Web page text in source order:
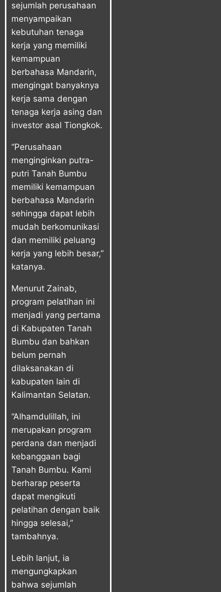
sejumlah perusahaan
menyampaikan
kebutuhan tenaga
kerja yang memiliki
kemampuan
berbahasa Mandarin,
mengingat banyaknya
kerja sama dengan
tenaga kerja asing dan
investor asal Tiongkok.
“Perusahaan
menginginkan putra-
putri Tanah Bumbu
memiliki kemampuan
berbahasa Mandarin
sehingga dapat lebih
mudah berkomunikasi
dan memiliki peluang
kerja yang lebih besar,”
katanya.
Menurut Zainab,
program pelatihan ini
menjadi yang pertama
di Kabupaten Tanah
Bumbu dan bahkan
belum pernah
dilaksanakan di
kabupaten lain di
Kalimantan Selatan.
“Alhamdulillah, ini
merupakan program
perdana dan menjadi
kebanggaan bagi
Tanah Bumbu. Kami
berharap peserta
dapat mengikuti
pelatihan dengan baik
hingga selesai,”
tambahnya.
Lebih lanjut, ia
mengungkapkan
bahwa sejumlah